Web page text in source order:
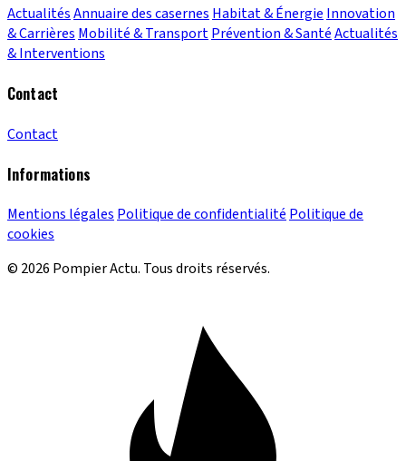
ActualitésAnnuaire des casernes Habitat & Énergie Innovation
& Carrières Mobilité & TransportPrévention & SantéActualités
& Interventions
Contact
Contact
Informations
Mentions légales Politique de confidentialité Politique de
cookies
© 2026 Pompier Actu. Tous droits réservés.